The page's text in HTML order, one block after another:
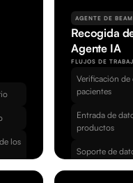
los
Recogida
Agente IA
AGENTE DE BEAM
FLUJOS DE
Verificación de
pacientes
Entrada de
productos
Soporte de